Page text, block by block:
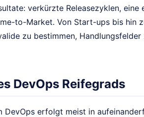
verkürzte Releasezyklen,
to-Market. Von Start-ups bis hin
zu bestimmen,
DevOps Reifegrads
DevOps erfolgt meist in